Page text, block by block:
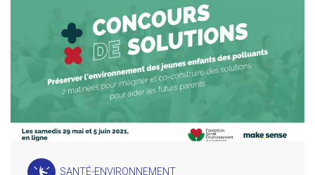
SANTÉ-ENVIRONNEMENT